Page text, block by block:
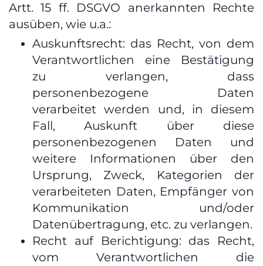
Artt. 15 ff. DSGVO anerkannten Rechte
ausüben, wie u.a.:
Auskunftsrecht: das Recht, von dem
Verantwortlichen eine Bestätigung
zu verlangen, dass
personenbezogene Daten
verarbeitet werden und, in diesem
Fall, Auskunft über diese
personenbezogenen Daten und
weitere Informationen über den
Ursprung, Zweck, Kategorien der
verarbeiteten Daten, Empfänger von
Kommunikation und/oder
Datenübertragung, etc. zu verlangen.
Recht auf Berichtigung: das Recht,
vom Verantwortlichen die